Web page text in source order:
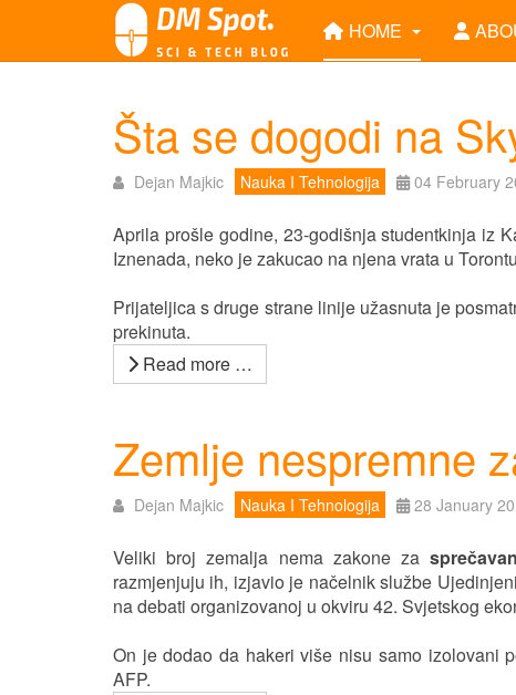
HOME
Šta se dogodi na
Dejan Majkic Nauka I Tehnologija 04 February
Aprila prošle godine, 23-godišnja studentkinja iz
Iznenada, neko je zakucao na njena vrata u
Prijateljica s druge strane linije užasnuta je
prekinuta.
Read more …
Zemlje nespremne
Dejan Majkic Nauka I Tehnologija 28 January
Veliki broj zemalja nema zakone za
razmjenjuju ih, izjavio je načelnik službe
na debati organizovanoj u okviru 42. Svjetskog
On je dodao da hakeri više nisu samo izolovani
AFP.